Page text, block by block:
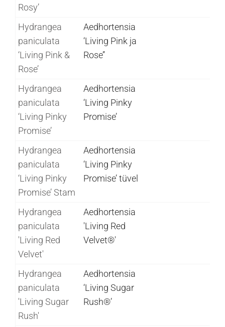
Rosy’
Hydrangea
paniculata
‘Living Pink &
Rose’
Aedhortensia
‘Living Pink ja
Rose’’
Hydrangea
paniculata
‘Living Pinky
Promise’
Aedhortensia
‘Living Pinky
Promise’
Hydrangea
paniculata
‘Living Pinky
Promise’ Stam
Aedhortensia
‘Living Pinky
Promise’ tüvel
Hydrangea
paniculata
'Living Red
Velvet'
Aedhortensia
'Living Red
Velvet®'
Hydrangea
paniculata
'Living Sugar
Rush'
Aedhortensia
‘Living Sugar
Rush®’